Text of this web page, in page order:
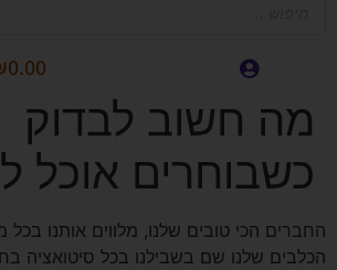
0.00
מה חשוב לבדוק
כשבוחרים אוכל
החברים הכי טובים שלנו, מלווים אותנו בכל
הכלבים שלנו שם בשבילנו בכל סיטואציה